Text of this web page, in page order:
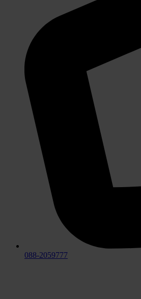
088-2059777